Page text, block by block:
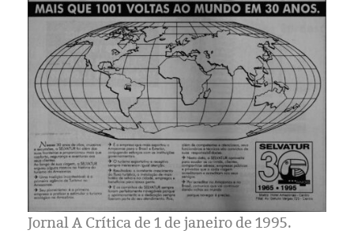
Pesquisas
Política
Livros
Jornal A Crítica de 1 de janeiro de 1995.